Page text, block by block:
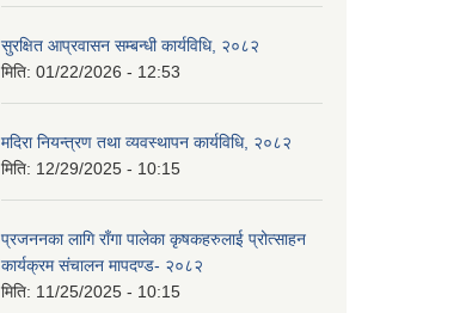
सुरक्षित आप्रवासन सम्बन्धी कार्यविधि, २०८२
मिति: 01/22/2026 - 12:53
मदिरा नियन्त्रण तथा व्यवस्थापन कार्यविधि, २०८२
मिति: 12/29/2025 - 10:15
प्रजननका लागि राँगा पालेका कृषकहरुलाई प्रोत्साहन
कार्यक्रम संचालन मापदण्ड- २०८२
मिति: 11/25/2025 - 10:15